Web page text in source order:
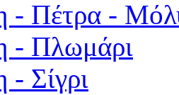
- Πέτρα -
- Πλωμάρι
- Σίγρι